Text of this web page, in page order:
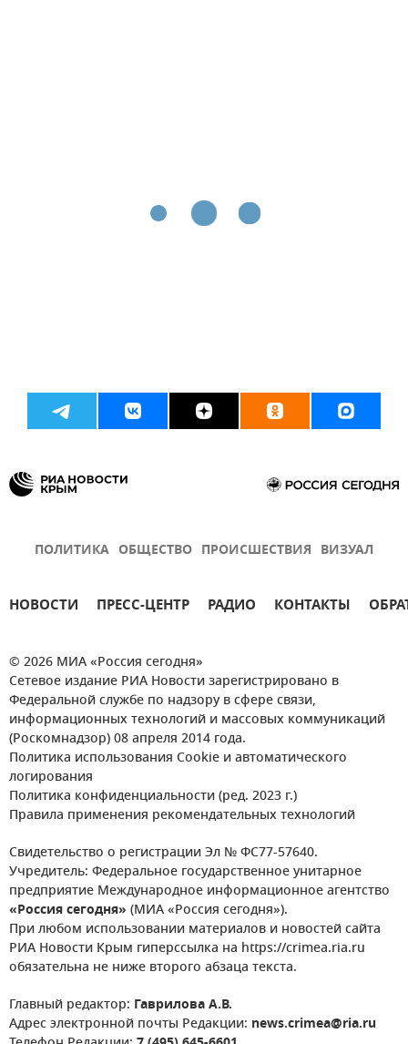
ПОЛИТИКА ОБЩЕСТВО ПРОИСШЕСТВИЯ ВИЗУАЛ
НОВОСТИ ПРЕСС-ЦЕНТР РАДИО КОНТАКТЫ
© 2026 МИА «Россия сегодня»
Сетевое издание РИА Новости зарегистрировано в
Федеральной службе по надзору в сфере связи,
информационных технологий и массовых коммуникаций
(Роскомнадзор) 08 апреля 2014 года.
Политика использования Cookie и автоматического
логирования
Политика конфиденциальности (ред. 2023 г.)
Правила применения рекомендательных технологий
Свидетельство о регистрации Эл № ФС77-57640.
Учредитель: Федеральное государственное унитарное
предприятие Международное информационное агентство
«Россия сегодня» (МИА «Россия сегодня»).
При любом использовании материалов и новостей сайта
РИА Новости Крым гиперссылка на https://crimea.ria.ru
обязательна не ниже второго абзаца текста.
Главный редактор: Гаврилова А.В.
Адрес электронной почты Редакции: news.crimea@ria.ru